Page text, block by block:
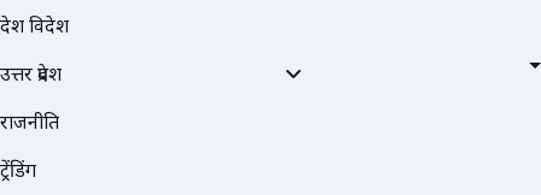
देश विदेश
उत्तर प्रदेश
राजनीति
ट्रेंडिंग